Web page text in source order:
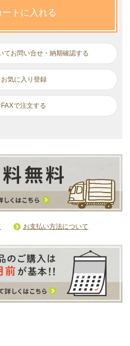
ートに入れる
てお問い合せ・納期確認する
お気に入り
FAXで注文する
お支払い方法について